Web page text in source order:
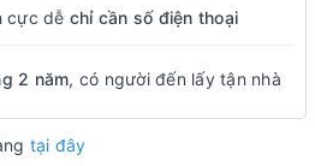
cực dễ chỉ cần số điện thoại
2 năm, có người đến lấy tận nhà
tại đây